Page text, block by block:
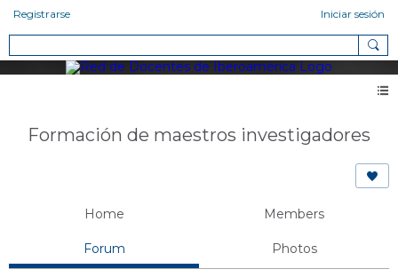
Registrarse Iniciar sesión
Formación de maestros investigadores
Home Members
Forum Photos